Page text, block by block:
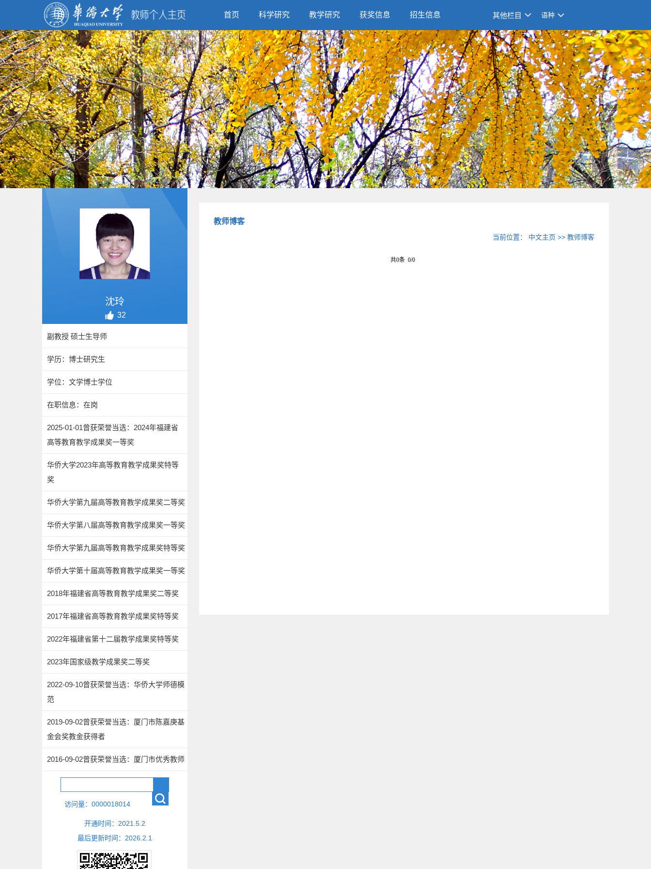
首页 科学研究 教学研究 获奖信息 招生信息 其他栏目 语种
沈玲
32
副教授 硕士生导师
学历：博士研究生
学位：文学博士学位
在职信息：在岗
2025-01-01曾获荣誉当选：2024年福建省
高等教育教学成果奖一等奖
华侨大学2023年高等教育教学成果奖特等
奖
华侨大学第九届高等教育教学成果奖二等奖
华侨大学第八届高等教育教学成果奖一等奖
华侨大学第九届高等教育教学成果奖特等奖
华侨大学第十届高等教育教学成果奖一等奖
2018年福建省高等教育教学成果奖二等奖
2017年福建省高等教育教学成果奖特等奖
2022年福建省第十二届教学成果奖特等奖
2023年国家级教学成果奖二等奖
2022-09-10曾获荣誉当选：华侨大学师德模
范
2019-09-02曾获荣誉当选：厦门市陈嘉庚基
金会奖教金获得者
2016-09-02曾获荣誉当选：厦门市优秀教师
访问量： 0000018014
开通时间： 2021 5 2
最后更新时间： 2026 2 1
教师博客
当前位置： 中文主页 >>教师博客
共0条 0/0